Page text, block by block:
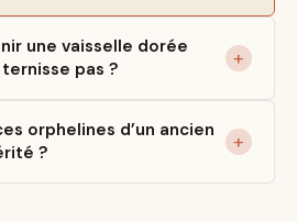
une vaisselle dorée
pas ?
orphelines d’un ancien
?